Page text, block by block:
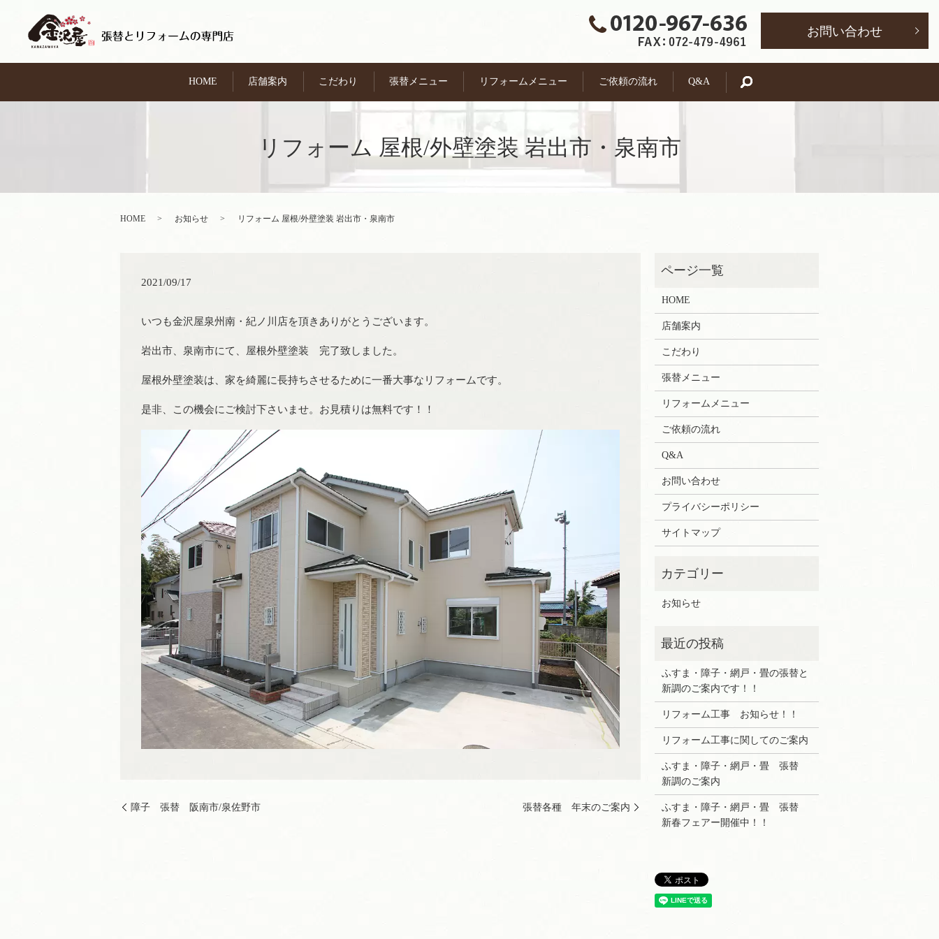
お問い合わせ
HOME 店舗案内 こだわり 張替メニュー リフォームメニュー ご依頼の流れ Q&A search
リフォーム 屋根/外壁塗装 岩出市・泉南市
HOME お知らせ リフォーム 屋根/外壁塗装 岩出市・泉南市
2021/09/17
いつも金沢屋泉州南・紀ノ川店を頂きありがとうございます。
岩出市、泉南市にて、屋根外壁塗装 完了致しました。
屋根外壁塗装は、家を綺麗に長持ちさせるために一番大事なリフォームです。
是非、この機会にご検討下さいませ。お見積りは無料です！！
障子 張替 阪南市/泉佐野市 張替各種 年末のご案内
HOME
店舗案内
こだわり
張替メニュー
リフォームメニュー
ご依頼の流れ
Q&A
お問い合わせ
プライバシーポリシー
サイトマップ
お知らせ
ふすま・障子・網戸・畳の張替と
新調のご案内です！！
リフォーム工事 お知らせ！！
リフォーム工事に関してのご案内
ふすま・障子・網戸・畳 張替
新調のご案内
ふすま・障子・網戸・畳 張替
新春フェアー開催中！！